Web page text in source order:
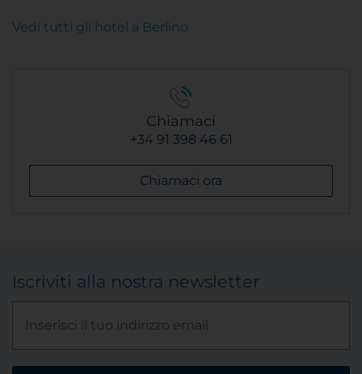
Vedi tutti gli hotel a Berlino
Chiamaci
+34 91 398 46 61
Chiamaci ora
Iscriviti alla nostra newsletter